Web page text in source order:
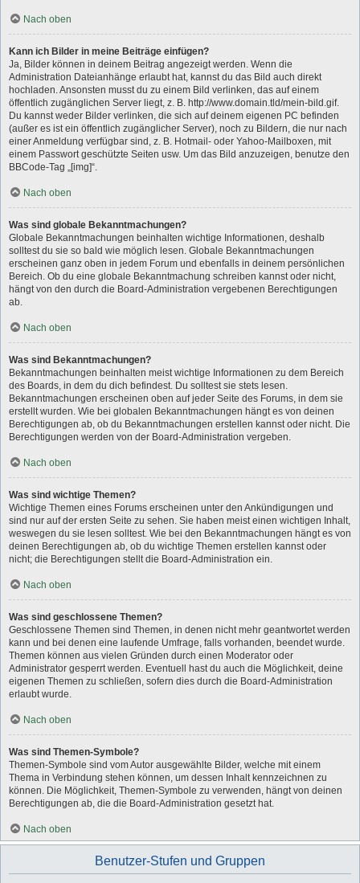
Nach oben
Kann ich Bilder in meine Beiträge einfügen?
Ja, Bilder können in deinem Beitrag angezeigt werden. Wenn die
Administration Dateianhänge erlaubt hat, kannst du das Bild auch direkt
hochladen. Ansonsten musst du zu einem Bild verlinken, das auf einem
öffentlich zugänglichen Server liegt, z. B. http://www.domain.tld/mein-bild.gif.
Du kannst weder Bilder verlinken, die sich auf deinem eigenen PC befinden
(außer es ist ein öffentlich zugänglicher Server), noch zu Bildern, die nur nach
einer Anmeldung verfügbar sind, z. B. Hotmail- oder Yahoo-Mailboxen, mit
einem Passwort geschützte Seiten usw. Um das Bild anzuzeigen, benutze den
BBCode-Tag „[img]“.
Nach oben
Was sind globale Bekanntmachungen?
Globale Bekanntmachungen beinhalten wichtige Informationen, deshalb
solltest du sie so bald wie möglich lesen. Globale Bekanntmachungen
erscheinen ganz oben in jedem Forum und ebenfalls in deinem persönlichen
Bereich. Ob du eine globale Bekanntmachung schreiben kannst oder nicht,
hängt von den durch die Board-Administration vergebenen Berechtigungen
ab.
Nach oben
Was sind Bekanntmachungen?
Bekanntmachungen beinhalten meist wichtige Informationen zu dem Bereich
des Boards, in dem du dich befindest. Du solltest sie stets lesen.
Bekanntmachungen erscheinen oben auf jeder Seite des Forums, in dem sie
erstellt wurden. Wie bei globalen Bekanntmachungen hängt es von deinen
Berechtigungen ab, ob du Bekanntmachungen erstellen kannst oder nicht. Die
Berechtigungen werden von der Board-Administration vergeben.
Nach oben
Was sind wichtige Themen?
Wichtige Themen eines Forums erscheinen unter den Ankündigungen und
sind nur auf der ersten Seite zu sehen. Sie haben meist einen wichtigen Inhalt,
weswegen du sie lesen solltest. Wie bei den Bekanntmachungen hängt es von
deinen Berechtigungen ab, ob du wichtige Themen erstellen kannst oder
nicht; die Berechtigungen stellt die Board-Administration ein.
Nach oben
Was sind geschlossene Themen?
Geschlossene Themen sind Themen, in denen nicht mehr geantwortet werden
kann und bei denen eine laufende Umfrage, falls vorhanden, beendet wurde.
Themen können aus vielen Gründen durch einen Moderator oder
Administrator gesperrt werden. Eventuell hast du auch die Möglichkeit, deine
eigenen Themen zu schließen, sofern dies durch die Board-Administration
erlaubt wurde.
Nach oben
Was sind Themen-Symbole?
Themen-Symbole sind vom Autor ausgewählte Bilder, welche mit einem
Thema in Verbindung stehen können, um dessen Inhalt kennzeichnen zu
können. Die Möglichkeit, Themen-Symbole zu verwenden, hängt von deinen
Berechtigungen ab, die die Board-Administration gesetzt hat.
Nach oben
Benutzer-Stufen und Gruppen